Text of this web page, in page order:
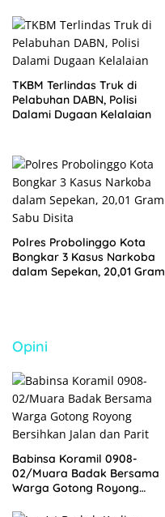
TKBM Terlindas Truk di
Pelabuhan DABN, Polisi
Dalami Dugaan Kelalaian
Polres Probolinggo Kota
Bongkar 3 Kasus Narkoba
dalam Sepekan, 20,01 Gram
Opini
Babinsa Koramil 0908-
02/Muara Badak Bersama
Warga Gotong Royong